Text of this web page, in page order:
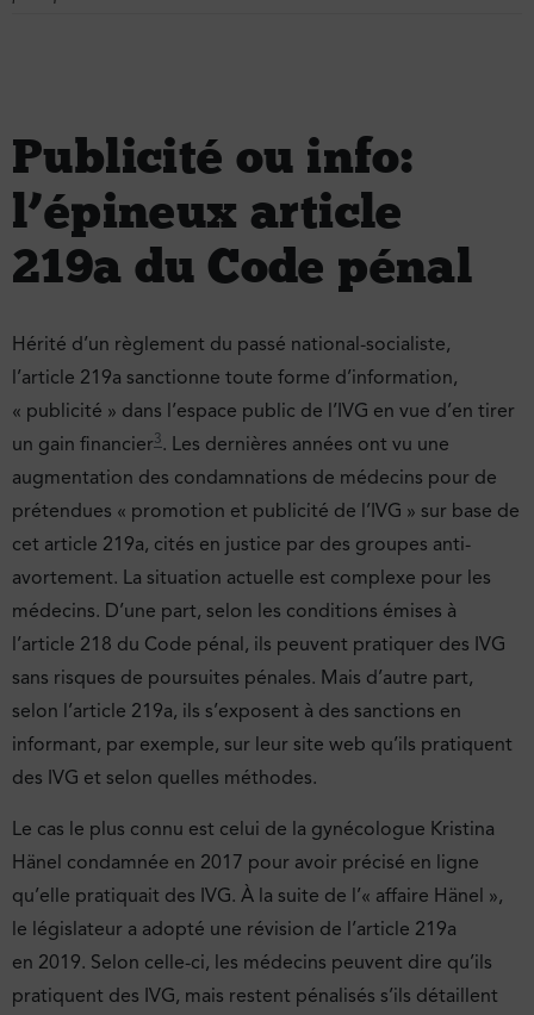
Publicité ou info :
l’épineux article
219a du Code pénal
Hérité d’un règlement du passé national-socialiste,
l’article 219a sanctionne toute forme d’information,
« publicité » dans l’espace public de l’IVG en vue d’en tirer
un gain financier3. Les dernières années ont vu une
augmentation des condamnations de médecins pour de
prétendues « promotion et publicité de l’IVG » sur base de
cet article 219a, cités en justice par des groupes anti-
avortement. La situation actuelle est complexe pour les
médecins. D’une part, selon les conditions émises à
l’article 218 du Code pénal, ils peuvent pratiquer des IVG
sans risques de poursuites pénales. Mais d’autre part,
selon l’article 219a, ils s’exposent à des sanctions en
informant, par exemple, sur leur site web qu’ils pratiquent
des IVG et selon quelles méthodes.
Le cas le plus connu est celui de la gynécologue Kristina
Hänel condamnée en 2017 pour avoir précisé en ligne
qu’elle pratiquait des IVG. À la suite de l’« affaire Hänel »,
le législateur a adopté une révision de l’article 219a
en 2019. Selon celle-ci, les médecins peuvent dire qu’ils
pratiquent des IVG, mais restent pénalisés s’ils détaillent